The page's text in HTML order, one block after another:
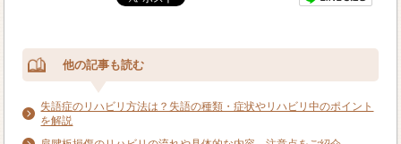
他の記事も読む
失語症のリハビリ方法は？失語の種類・症状やリハビリ中のポイント
を解説